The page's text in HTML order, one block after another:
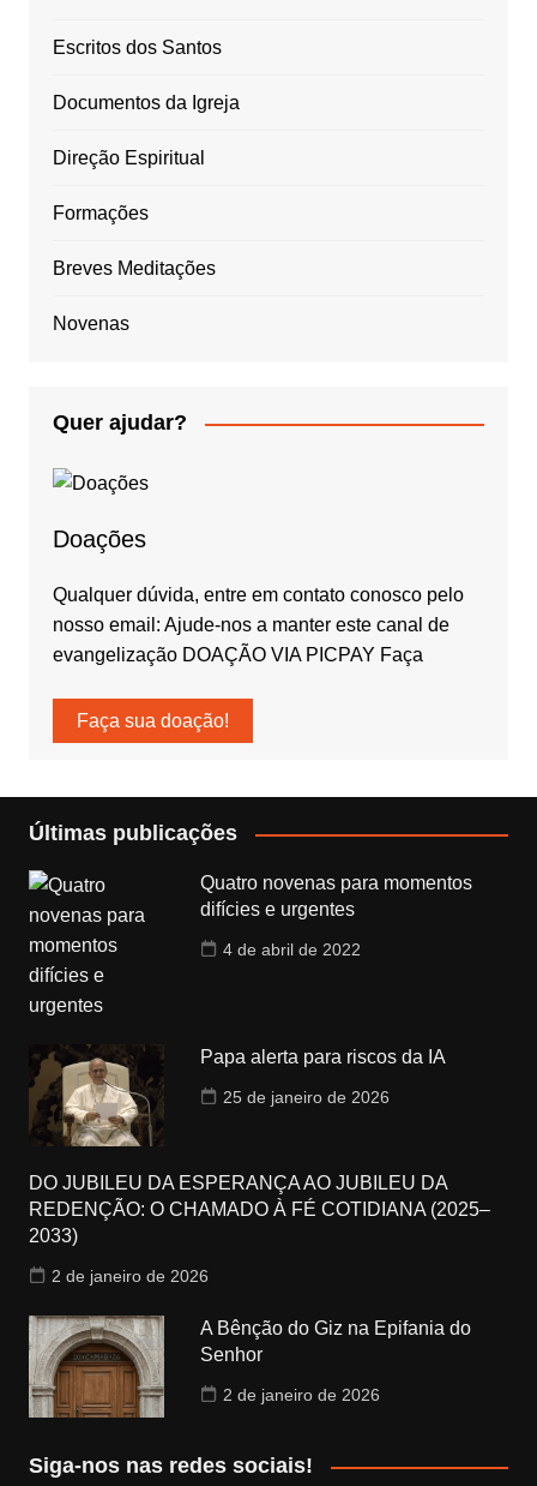
Escritos dos Santos
Documentos da Igreja
Direção Espiritual
Formações
Breves Meditações
Novenas
Quer ajudar?
Doações
Qualquer dúvida, entre em contato conosco pelo
nosso email: Ajude-nos a manter este canal de
evangelização DOAÇÃO VIA PICPAY Faça
Faça sua doação!
Últimas publicações
Quatro novenas para momentos
difícies e urgentes
4 de abril de 2022
Papa alerta para riscos da IA
25 de janeiro de 2026
DO JUBILEU DA ESPERANÇA AO JUBILEU DA
REDENÇÃO: O CHAMADO À FÉ COTIDIANA (2025–
2033)
2 de janeiro de 2026
A Bênção do Giz na Epifania do
Senhor
2 de janeiro de 2026
Siga-nos nas redes sociais!